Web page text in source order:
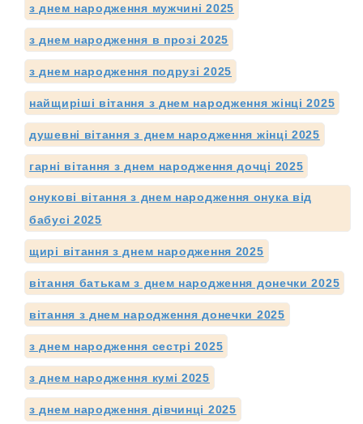
з днем народження мужчині 2025
з днем народження в прозі 2025
з днем народження подрузі 2025
найщиріші вітання з днем народження жінці 2025
душевні вітання з днем народження жінці 2025
гарні вітання з днем народження дочці 2025
онукові вітання з днем народження онука від
бабусі 2025
щирі вітання з днем народження 2025
вітання батькам з днем народження донечки 2025
вітання з днем народження донечки 2025
з днем народження сестрі 2025
з днем народження кумі 2025
з днем народження дівчинці 2025